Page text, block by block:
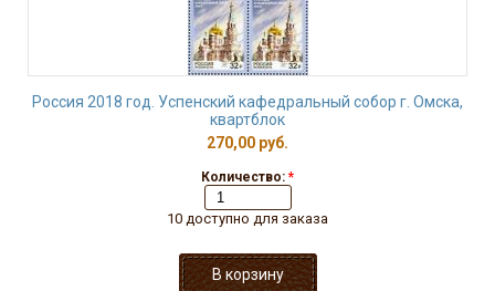
Россия 2018 год. Успенский кафедральный собор г. Омска,
квартблок
270,00 руб.
Количество: *
10 доступно для заказа